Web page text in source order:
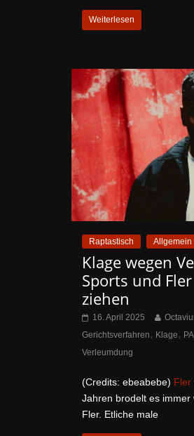
Weiterlesen
Raptastisch Allgemein
Klage wegen
Sports und
ziehen
16. April 2025
Gerichtsverfahren, Klage,
Verleumdung
(Credits: ebeabebe) Fler
Jahren brodelt es immer
Fler. Etliche male